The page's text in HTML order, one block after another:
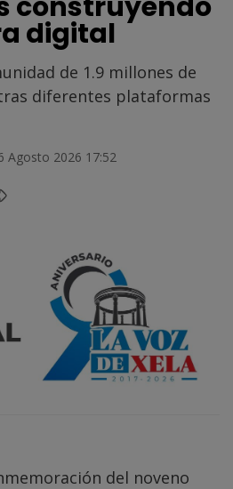
digital
de 1.9 millones de
diferentes plataformas
Agosto 2026 17:52
del noveno